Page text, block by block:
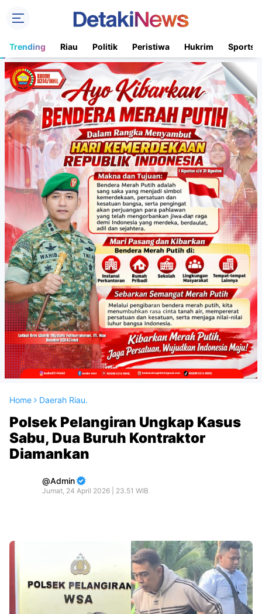
Trending Riau Politik Peristiwa Hukrim Sports
Home Daerah Riau.
Polsek Pelangiran Ungkap Kasus
Sabu, Dua Buruh Kontraktor
Diamankan
Admin
Jumat, 24 April 2026 | 23.51 WIB